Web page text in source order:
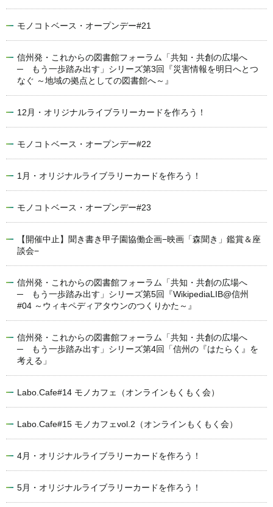
モノコトベース・オープンデー#21
信州発・これからの図書館フォーラム「共知・共創の広場へ
─ もう一歩踏み出す」シリーズ第3回『災害情報を明日へとつ
なぐ ～地域の拠点としての図書館へ～』
12月・オリジナルライブラリーカードを作ろう！
モノコトベース・オープンデー#22
1月・オリジナルライブラリーカードを作ろう！
モノコトベース・オープンデー#23
【開催中止】聞き書き甲子園協働企画−映画「森聞き」鑑賞＆座
談会−
信州発・これからの図書館フォーラム「共知・共創の広場へ
─ もう一歩踏み出す」シリーズ第5回『WikipediaLIB@信州
#04 ～ウィキペディアタウンのつくりかた～』
信州発・これからの図書館フォーラム「共知・共創の広場へ
─ もう一歩踏み出す」シリーズ第4回「信州の『はたらく』を
考える」
Labo.Cafe#14 モノカフェ（オンラインもくもく会）
Labo.Cafe#15 モノカフェvol.2（オンラインもくもく会）
4月・オリジナルライブラリーカードを作ろう！
5月・オリジナルライブラリーカードを作ろう！